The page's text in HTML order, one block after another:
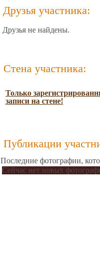
Друзья участника:
Друзья не найдены.
Стена участника:
Только
записи на стене!
Публикации
Последние фотографии,
Сейчас нет новых